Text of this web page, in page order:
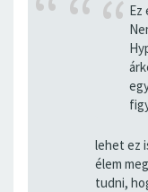
Ez
lehet ez
élem
tudni,